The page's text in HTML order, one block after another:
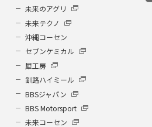
未来のアグリ
未来テクノ
沖縄コーセン
セブンケミカル
犀工房
釧路ハイミール
BBSジャパン
BBS Motorsport
未来コーセン